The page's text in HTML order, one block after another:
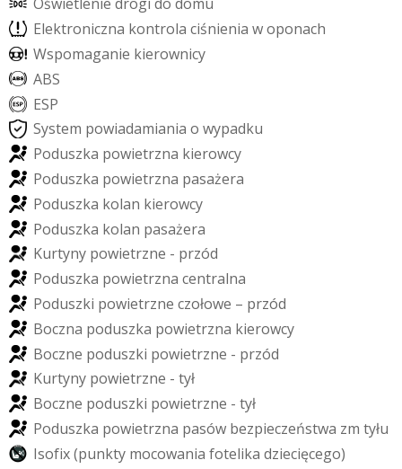
Oświetlenie drogi do domu
Elektroniczna kontrola ciśnienia woponach
Wspomaganie kierownicy
ABS
ESP
System powiadamiania o wypadku
Poduszka powietrzna kierowcy
Poduszka powietrzna pasażera
Poduszka kolan kierowcy
Poduszka kolan pasażera
Kurtyny powietrzne - przód
Poduszka powietrzna centralna
Poduszki powietrzne czołowe – przód
Boczna poduszka powietrzna kierowcy
Boczne poduszki powietrzne - przód
Kurtyny powietrzne - tył
Boczne poduszki powietrzne - tył
Poduszka powietrzna pasów bezpieczeństwa zm tyłu
Isofix(punkty mocowania fotelika dziecięcego)